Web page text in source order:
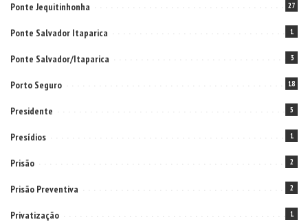
Ponte Jequitinhonha 27
Ponte Salvador Itaparica 1
Ponte Salvador/Itaparica 3
Porto Seguro 18
Presidente 5
Presídios 1
Prisão 2
Prisão Preventiva 2
Privatização 1